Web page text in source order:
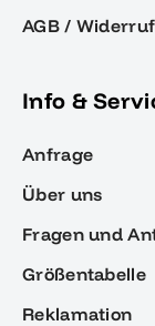
AGB /
Info &
Anfrage
Über uns
Fragen und
Größentabelle
Reklamation